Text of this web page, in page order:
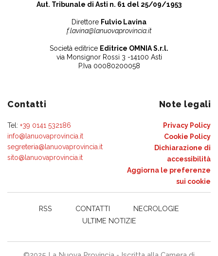
Aut. Tribunale di Asti n. 61 del 25/09/1953
Direttore Fulvio Lavina
f.lavina@lanuovaprovincia.it
Società editrice Editrice OMNIA S.r.l.
via Monsignor Rossi 3 -14100 Asti
P.Iva 00080200058
Contatti
Tel: +39 0141 532186
info@lanuovaprovincia.it
segreteria@lanuovaprovincia.it
sito@lanuovaprovincia.it
Note legali
Privacy Policy
Cookie Policy
Dichiarazione di
accessibilità
Aggiorna le preferenze
sui cookie
RSS CONTATTI
NECROLOGIE
ULTIME NOTIZIE